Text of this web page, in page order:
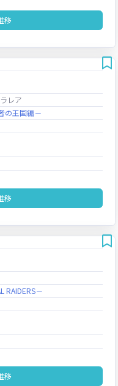
移
レア
の王国編－
移
RAIDERS－
移